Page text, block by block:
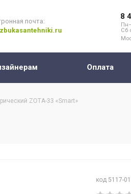
почта:
8
Сб
Оплата
ZOTA-33 «Smart»
код 5117-